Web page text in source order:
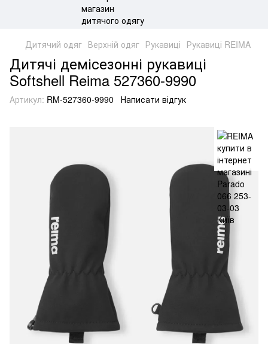
Дитячий одяг Верхній одяг Рукавиці Рукавиці REIMA
Дитячі демісезонні рукавиці
Softshell Reima 527360-9990
Артикул: RM-527360-9990 Написати відгук